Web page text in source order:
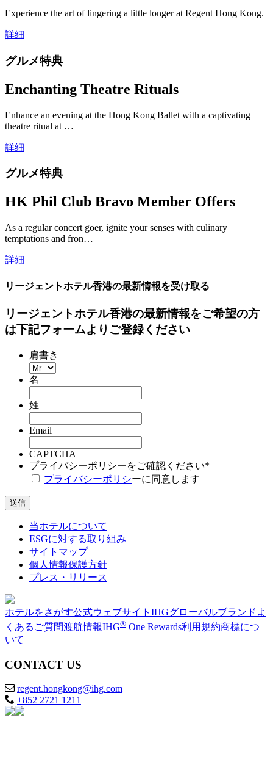
Experience the art of lingering a little longer at Regent Hong Kong.
詳細
グルメ特典
Enchanting Theatre Rituals
Enhance an evening at the Hong Kong Ballet with a captivating
theatre ritual at …
詳細
グルメ特典
HK Phil Club Bravo Member Offers
As a regular concert goer, ignite your senses with culinary
temptations and fron…
詳細
リージェントホテル香港の最新情報を受け取る
リージェントホテル香港の最新情報をご希望の方
は下記フォームよりご登録ください
肩書き
名
姓
Email
CAPTCHA
プライバシーポリシーをご確認ください*
プライバシーポリシーに同意します
当ホテルについて
ESGに対する取り組み
サイトマップ
個人情報保護方針
プレス・リリース
ホテルをさがす公式ウェブサイト IHGグローバルブランド よ
くあるご質問渡航情報IHG® One Rewards利用規約商標につ
いて
CONTACT US
regent.hongkong@ihg.com
+852 2721 1211